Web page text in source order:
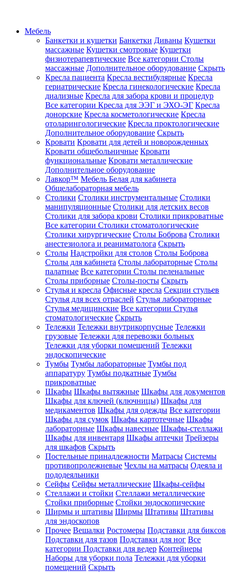
Мебель
Банкетки и кушетки Банкетки Диваны Кушетки
массажные Кушетки смотровые Кушетки
физиотерапевтические Все категории Столы
массажные Дополнительное оборудование Скрыть
Кресла пациента Кресла вестибулярные Кресла
гериатрические Кресла гинекологические Кресла
диализные Кресла для забора крови и процедур
Все категории Кресла для ЭЭГ и ЭХО-ЭГ Кресла
донорские Кресла косметологические Кресла
отоларингологические Кресла проктологические
Дополнительное оборудование Скрыть
Кровати Кровати для детей и новорожденных
Кровати общебольничные Кровати
функциональные Кровати металлические
Дополнительное оборудование
Лавкор™ Мебель Белая для кабинета
Общелабораторная мебель
Столики Столики инструментальные Столики
манипуляционные Столики для детских весов
Столики для забора крови Столики прикроватные
Все категории Столики стоматологические
Столики хирургические Столы Боброва Столики
анестезиолога и реаниматолога Скрыть
Столы Надстройки для столов Столы Боброва
Столы для кабинета Столы лабораторные Столы
палатные Все категории Столы пеленальные
Столы приборные Столы-посты Скрыть
Стулья и кресла Офисные кресла Секции стульев
Стулья для всех отраслей Стулья лабораторные
Стулья медицинские Все категории Стулья
стоматологические Скрыть
Тележки Тележки внутрикорпусные Тележки
грузовые Тележки для перевозки больных
Тележки для уборки помещений Тележки
эндоскопические
Тумбы Тумбы лабораторные Тумбы под
аппаратуру Тумбы подкатные Тумбы
прикроватные
Шкафы Шкафы вытяжные Шкафы для документов
Шкафы для ключей (ключницы) Шкафы для
медикаментов Шкафы для одежды Все категории
Шкафы для сумок Шкафы картотечные Шкафы
лабораторные Шкафы навесные Шкафы-стеллажи
Шкафы для инвентаря Шкафы аптечки Трейзеры
для шкафов Скрыть
Постельные принадлежности Матрасы Системы
противопролежневые Чехлы на матрасы Одеяла и
пододеяльники
Сейфы Сейфы металлические Шкафы-сейфы
Стеллажи и стойки Стеллажи металлические
Стойки приборные Стойки эндоскопические
Ширмы и штативы Ширмы Штативы Штативы
для эндоскопов
Прочее Вешалки Ростомеры Подставки для биксов
Подставки для тазов Подставки для ног Все
категории Подставки для ведер Контейнеры
Наборы для уборки пола Тележки для уборки
помещений Скрыть